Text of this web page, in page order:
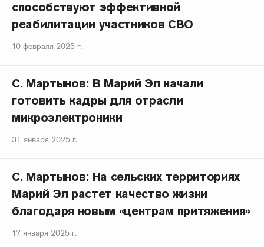
способствуют эффективной
реабилитации участников СВО
10 февраля 2025 г.
С. Мартынов: В Марий Эл начали
готовить кадры для отрасли
микроэлектроники
31 января 2025 г.
С. Мартынов: На сельских территориях
Марий Эл растет качество жизни
благодаря новым «центрам притяжения»
17 января 2025 г.